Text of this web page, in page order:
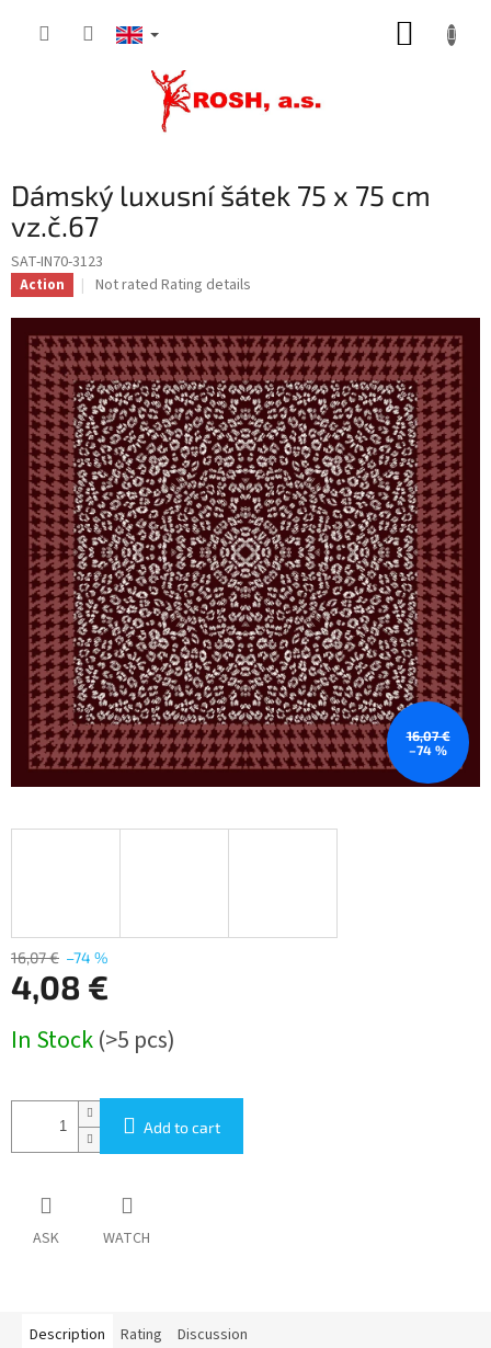
Dámský luxusní šátek 75 x 75 cm
vz.č.67
SAT-IN70-3123
Action
The
product
rating
is
0,0
out
of
5
stars.
Not rated Rating details
16,07 €
–74 %
16,07 € –74 %
4,08 €
price:
In Stock(>5 pcs)
Add to cart
ASK WATCH
Description Rating Discussion